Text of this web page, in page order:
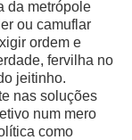
da metrópole
ou camuflar
ordem e
fervilha no
jeitinho.
nas soluções
num mero
como